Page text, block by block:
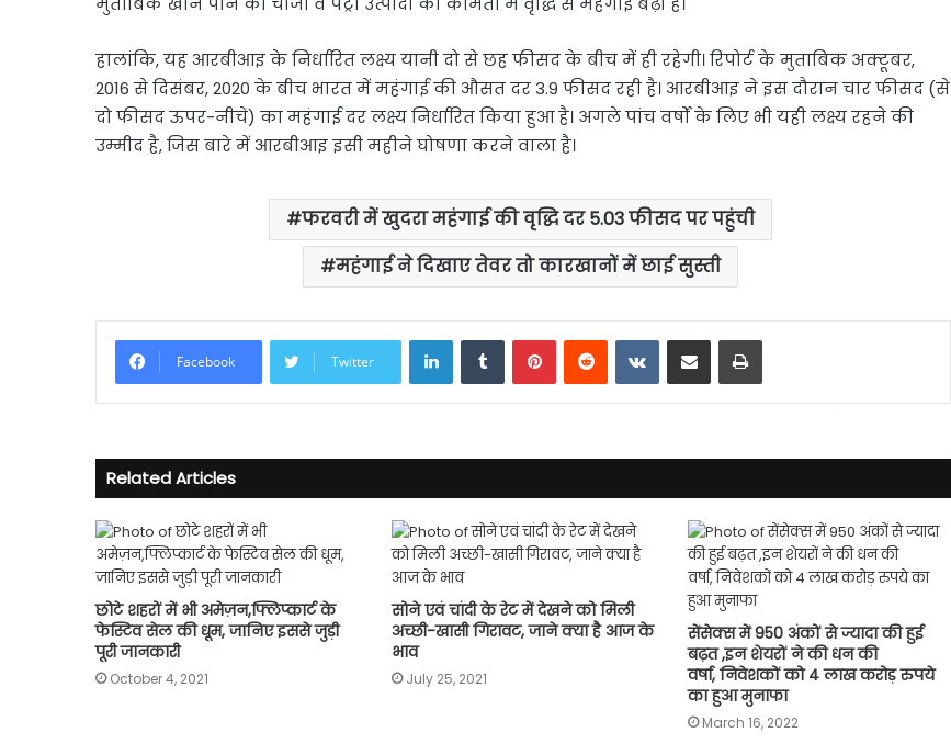
हालांकि, यह आरबीआइ के निर्धारित लक्ष्य यानी दो से छह फीसद के बीच में ही रहेगी। रिपोर्ट के मुताबिक अक्टूबर,
2016 से दिसंबर, 2020 के बीच भारत में महंगाई की औसत दर 3.9 फीसद रही है। आरबीआइ ने इस दौरान चार फीसद (से
दो फीसद ऊपर-नीचे) का महंगाई दर लक्ष्य निर्धारित किया हुआ है। अगले पांच वर्षों के लिए भी यही लक्ष्य रहने की
उम्मीद है, जिस बारे में आरबीआइ इसी महीने घोषणा करने वाला है।
फरवरी में खुदरा महंगाई की वृद्धि दर 5.03 फीसद पर पहुंची
महंगाई ने दिखाए तेवर तो कारखानों में छाई सुस्ती
Facebook Twitter
LinkedInTumblrPinterestReddit VKontakte
Share via Email Print
Related Articles
छोटे शहरों में भी अमेज़न,फ्लिप्कार्ट के
फेस्टिव सेल की धूम, जानिए इससे जुड़ी
पूरी जानकारी
October 4, 2021
सोने एवं चांदी के रेट में देखने को मिली
अच्छी-खासी गिरावट, जाने क्या है आज के
भाव
July 25, 2021
सेंसेक्स में 950 अंकों से ज्यादा की हुई
बढ़त ,इन शेयरों ने की धन की
वर्षा, निवेशकों को 4 लाख करोड़ रुपये
का हुआ मुनाफा
March 16, 2022